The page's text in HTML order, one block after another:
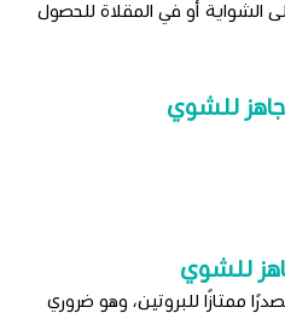
الشواية أو في المقلاة للحصول
للشوي
للشوي
ممتازًا للبروتين، وهو ضروري